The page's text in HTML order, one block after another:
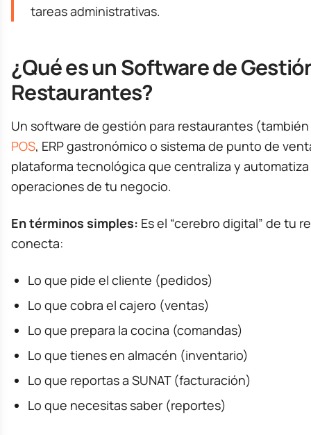
tareas administrativas.
¿Qué es un Software de
Restaurantes?
Un software de gestión para restaurantes
POS, ERP gastronómico o sistema de punto de
plataforma tecnológica que centraliza y
operaciones de tu negocio.
En términos simples: Es el “cerebro digital” de tu
conecta:
Lo que pide el cliente (pedidos)
Lo que cobra el cajero (ventas)
Lo que prepara la cocina (comandas)
Lo que tienes en almacén (inventario)
Lo que reportas a SUNAT (facturación)
Lo que necesitas saber (reportes)